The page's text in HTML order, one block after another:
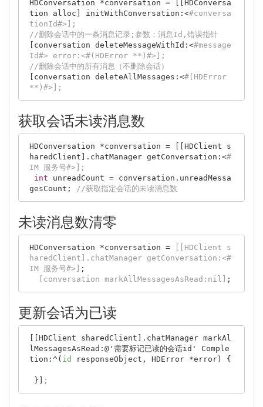
HDConversation *conversation = [[HDConversa
tion alloc] initWithConversation:<#conversa
tionId#>];
//删除会话中的一条消息记录;参数：消息Id,错误指针
[conversation deleteMessageWithId:<#message
Id#> error :<#(HDError **)#>];
//删除会话中的所有消息（不删除会话）
[conversation deleteAllMessages:<#(HDError
**)#>];
获取会话未读消息数
HDConversation *conversation = [[HDClient s
haredClient].chatManager getConversation:<#
IM 服务号#>];
int unreadCount = conversation.unreadMessa
gesCount; //获取指定会话的未读消息数
未读消息数清零
HDConversation *conversation =
[HDClient s
haredClient]
.chatManager getConversation:<#
IM 服务号#>]
;
[conversation markAllMessagesAsRead:nil]
更新会话为已读
[[HDClient sharedClient].chatManager markAl
lMessagesAsRead:@'需要标记已读的会话id' Comple
tion:^( id responseObject, HDError *error) {
}] ;